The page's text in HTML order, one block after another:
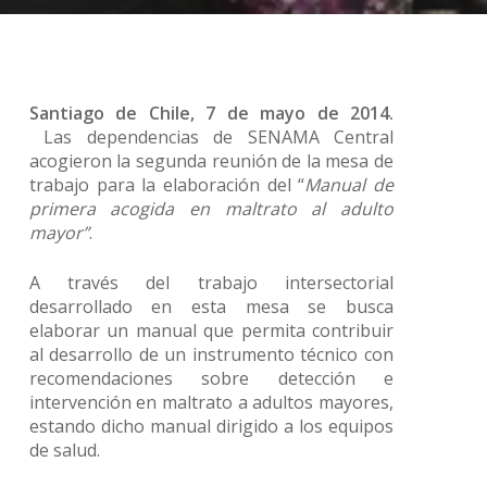
Santiago de Chile, 7 de mayo de 2014.
Las dependencias de SENAMA Central
acogieron la segunda reunión de la mesa de
trabajo para la elaboración del “Manual de
primera acogida en maltrato al adulto
mayor”.
A través del trabajo intersectorial
desarrollado en esta mesa se busca
elaborar un manual que permita contribuir
al desarrollo de un instrumento técnico con
recomendaciones sobre detección e
intervención en maltrato a adultos mayores,
estando dicho manual dirigido a los equipos
de salud.